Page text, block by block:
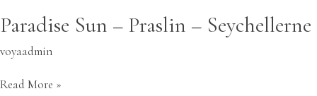
Paradise Sun – Praslin – Seychellerne
voyaadmin
Read More »